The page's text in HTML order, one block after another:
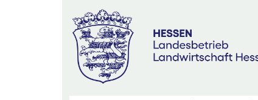
Inhalt
springen